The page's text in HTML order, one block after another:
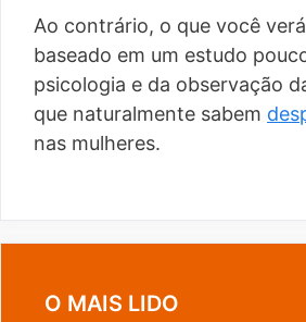
Ao contrário, o que você
baseado em um estudo
psicologia e da observação
que naturalmente sabem
nas mulheres.
O MAIS LIDO